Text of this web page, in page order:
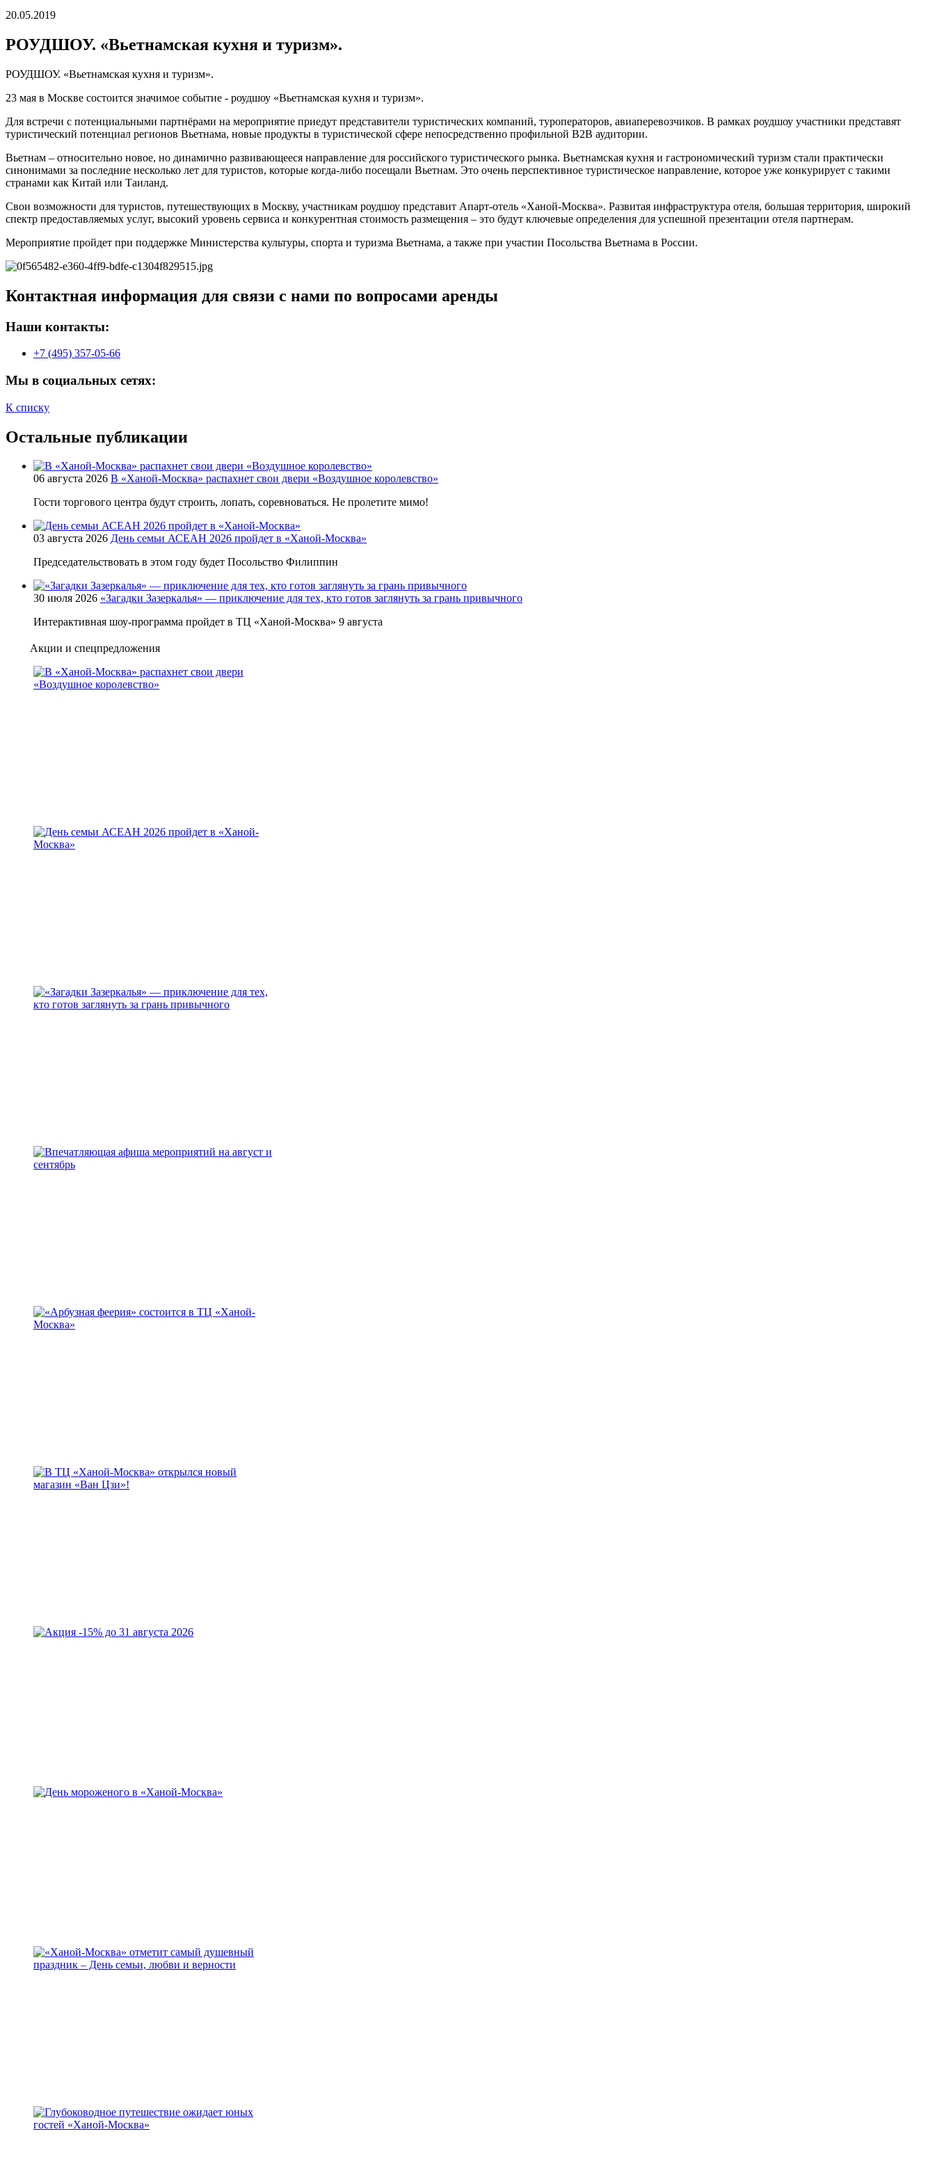
20.05.2019
РОУДШОУ. «Вьетнамская кухня и туризм».
РОУДШОУ. «Вьетнамская кухня и туризм».
23 мая в Москве состоится значимое событие - роудшоу «Вьетнамская кухня и туризм».
Для встречи с потенциальными партнёрами на мероприятие приедут представители туристических компаний, туроператоров, авиаперевозчиков. В рамках роудшоу участники представят
туристический потенциал регионов Вьетнама, новые продукты в туристической сфере непосредственно профильной B2B аудитории.
Вьетнам – относительно новое, но динамично развивающееся направление для российского туристического рынка. Вьетнамская кухня и гастрономический туризм стали практически
синонимами за последние несколько лет для туристов, которые когда-либо посещали Вьетнам. Это очень перспективное туристическое направление, которое уже конкурирует с такими
странами как Китай или Таиланд.
Свои возможности для туристов, путешествующих в Москву, участникам роудшоу представит Апарт-отель «Ханой-Москва». Развитая инфраструктура отеля, большая территория, широкий
спектр предоставляемых услуг, высокий уровень сервиса и конкурентная стоимость размещения – это будут ключевые определения для успешной презентации отеля партнерам.
Мероприятие пройдет при поддержке Министерства культуры, спорта и туризма Вьетнама, а также при участии Посольства Вьетнама в России.
Контактная информация для связи с нами по вопросами аренды
Наши контакты:
+7 (495) 357-05-66
Мы в социальных сетях:
К списку
Остальные публикации
06 августа 2026 В «Ханой-Москва» распахнет свои двери «Воздушное королевство»
Гости торгового центра будут строить, лопать, соревноваться. Не пролетите мимо!
03 августа 2026 День семьи АСЕАН 2026 пройдет в «Ханой-Москва»
Председательствовать в этом году будет Посольство Филиппин
30 июля 2026 «Загадки Зазеркалья» — приключение для тех, кто готов заглянуть за грань привычного
Интерактивная шоу-программа пройдет в ТЦ «Ханой-Москва» 9 августа
Акции и спецпредложения